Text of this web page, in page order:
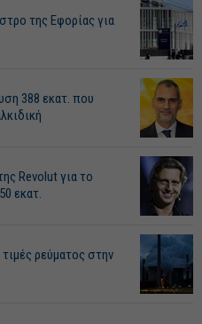
της Εφορίας για
388 εκατ. που
Revolut για το
εκατ.
ρεύματος στην